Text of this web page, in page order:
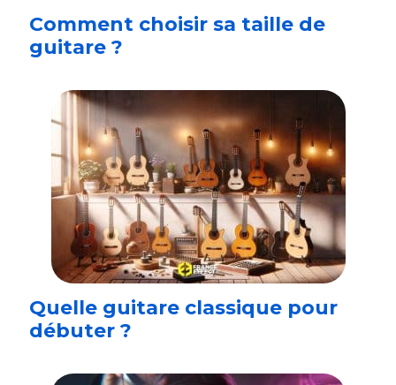
Comment choisir sa taille de
guitare ?
Quelle guitare classique pour
débuter ?